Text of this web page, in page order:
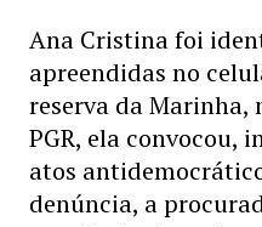
Ana Cristina foi
apreendidas no
reserva da Marinha,
PGR, ela convocou,
atos
denúncia, a